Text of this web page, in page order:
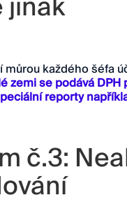
můrou každého šéfa
zemi se podává
reporty
č.3: